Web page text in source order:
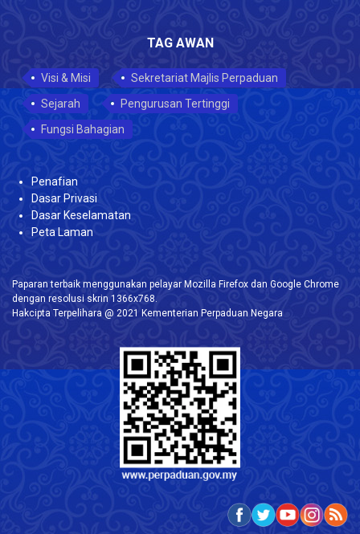
TAG AWAN
Visi & Misi
Sekretariat Majlis Perpaduan
Sejarah
Pengurusan Tertinggi
Fungsi Bahagian
Penafian
Dasar Privasi
Dasar Keselamatan
Peta Laman
Paparan terbaik menggunakan pelayar Mozilla Firefox dan Google Chrome
dengan resolusi skrin 1366x768.
Hakcipta Terpelihara @ 2021 Kementerian Perpaduan Negara